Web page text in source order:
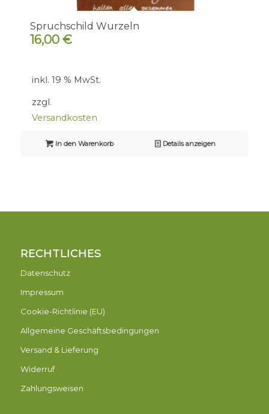
Spruchschild Wurzeln
16,00 €
inkl. 19 % MwSt.
zzgl.
Versandkosten
In den Warenkorb Details anzeigen
RECHTLICHES
Datenschutz
Impressum
Cookie-Richtlinie (EU)
Allgemeine Geschäftsbedingungen
Versand & Lieferung
Widerruf
Zahlungsweisen